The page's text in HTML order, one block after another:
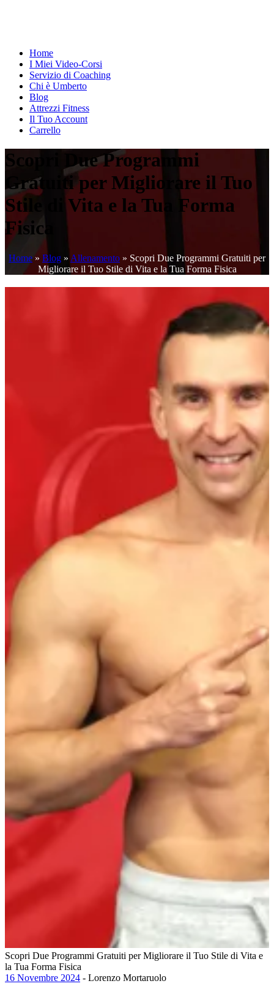
Home
I Miei Video-Corsi
Servizio di Coaching
Chi è Umberto
Blog
Attrezzi Fitness
Il Tuo Account
Carrello
Scopri Due Programmi
Gratuiti per Migliorare il Tuo
Stile di Vita e la Tua Forma
Fisica
Home » Blog » Allenamento » Scopri Due Programmi Gratuiti per
Migliorare il Tuo Stile di Vita e la Tua Forma Fisica
Scopri Due Programmi Gratuiti per Migliorare il Tuo Stile di Vita e
la Tua Forma Fisica
16 Novembre 2024 - Lorenzo Mortaruolo